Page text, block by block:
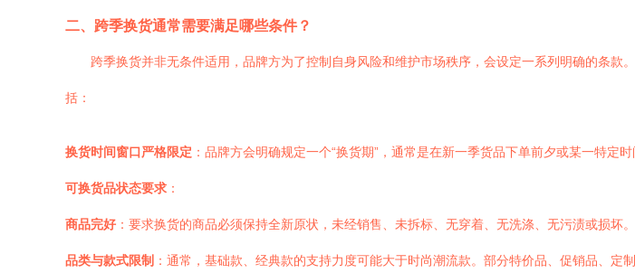
二、跨季换货通常需要满足哪些条件？
跨季换货并非无条件适用，品牌方为了控制自身风险和维护市场秩序，会设定一系列明确的条
括：
换货时间窗口严格限定 ：品牌方会明确规定一个“换货期”，通常是在新一季货品下单前夕或某一特定
可换货品状态要求 ：
商品完好 ：要求换货的商品必须保持全新原状，未经销售、未拆标、无穿着、无洗涤、无污渍或损坏
品类与款式限制 ：通常，基础款、经典款的支持力度可能大于时尚潮流款。部分特价品、促销品、定